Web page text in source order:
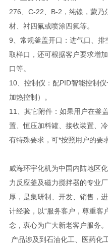
276、C-22、B-2，纯镍，蒙乃
材、衬四氟或喷涂四氟等。
9、常规釜盖开口：进气口、排
取样口，还可根据客户要求增
口等。
10、控制仪：配PID智能控制
加热控制）。
11、其它附件：如果用户在釜
置、恒压加料罐、接收装置、
有特殊要求，可*按照用户的要
威海环宇化机为中国内陆地区
力反应釜及磁力搅拌器的专业
厚，是集研制、开发、销售，
计经验，以“服务客户，尊重客
念，衷心为广大新老客户服务。
产品涉及到石油化工、医药化